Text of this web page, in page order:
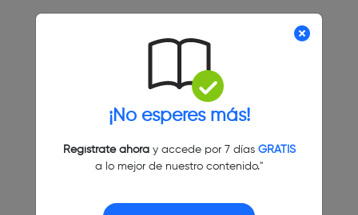
¡No esperes más!
Regístrate ahoray accede por 7 días GRATIS
a lo mejor de nuestro contenido."